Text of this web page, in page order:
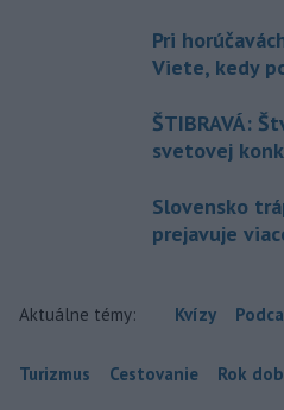
Pri
Viete, kedy
ŠTIBRAVÁ:
svetovej
Slovensko
prejavuje
Aktuálne témy: Kvízy
Turizmus Cestovanie Rok